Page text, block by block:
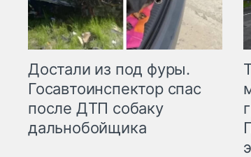
Достали из под фуры.
Госавтоинспектор спас
после ДТП собаку
дальнобойщика